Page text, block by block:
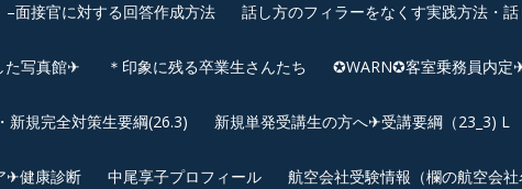
–面接官に対する回答作成方法 話し方のフィラーをなくす実践方法・
た写真館✈ ＊印象に残る卒業生さんたち ✪WARN✪客室乗務員内定
新規完全対策生要綱(26.3) 新規単発受講生の方へ✈受講要綱（23_3) L
✈︎健康診断 中尾享子プロフィール 航空会社受験情報（欄の航空会社